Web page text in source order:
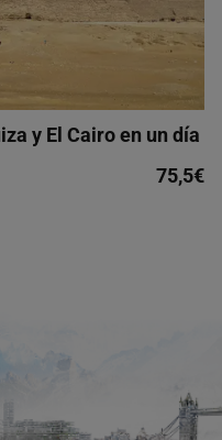
y El Cairo en un día
75,5€